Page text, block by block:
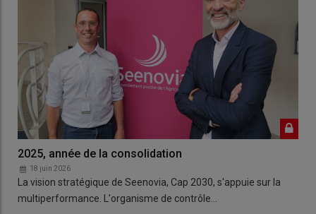
2025, année de la consolidation
18 juin 2026
La vision stratégique de Seenovia, Cap 2030, s'appuie sur la
multiperformance. L'organisme de contrôle…